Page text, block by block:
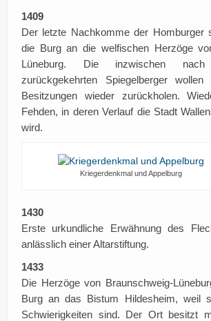
1409
Der letzte Nachkomme der Homburger
die Burg an die welfischen Herzöge
Lüneburg. Die inzwischen nach
zurückgekehrten Spiegelberger wollen
Besitzungen wieder zurückholen.
Fehden, in deren Verlauf die Stadt
wird.
Kriegerdenkmal und Appelburg
1430
Erste urkundliche Erwähnung des
anlässlich einer Altarstiftung.
1433
Die Herzöge von Braunschweig-
Burg an das Bistum Hildesheim, weil
Schwierigkeiten sind. Der Ort besitzt